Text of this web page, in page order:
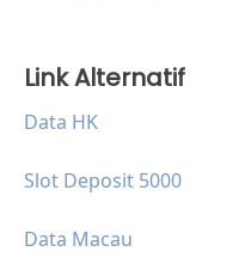
Link Alternatif
Data HK
Slot Deposit 5000
Data Macau